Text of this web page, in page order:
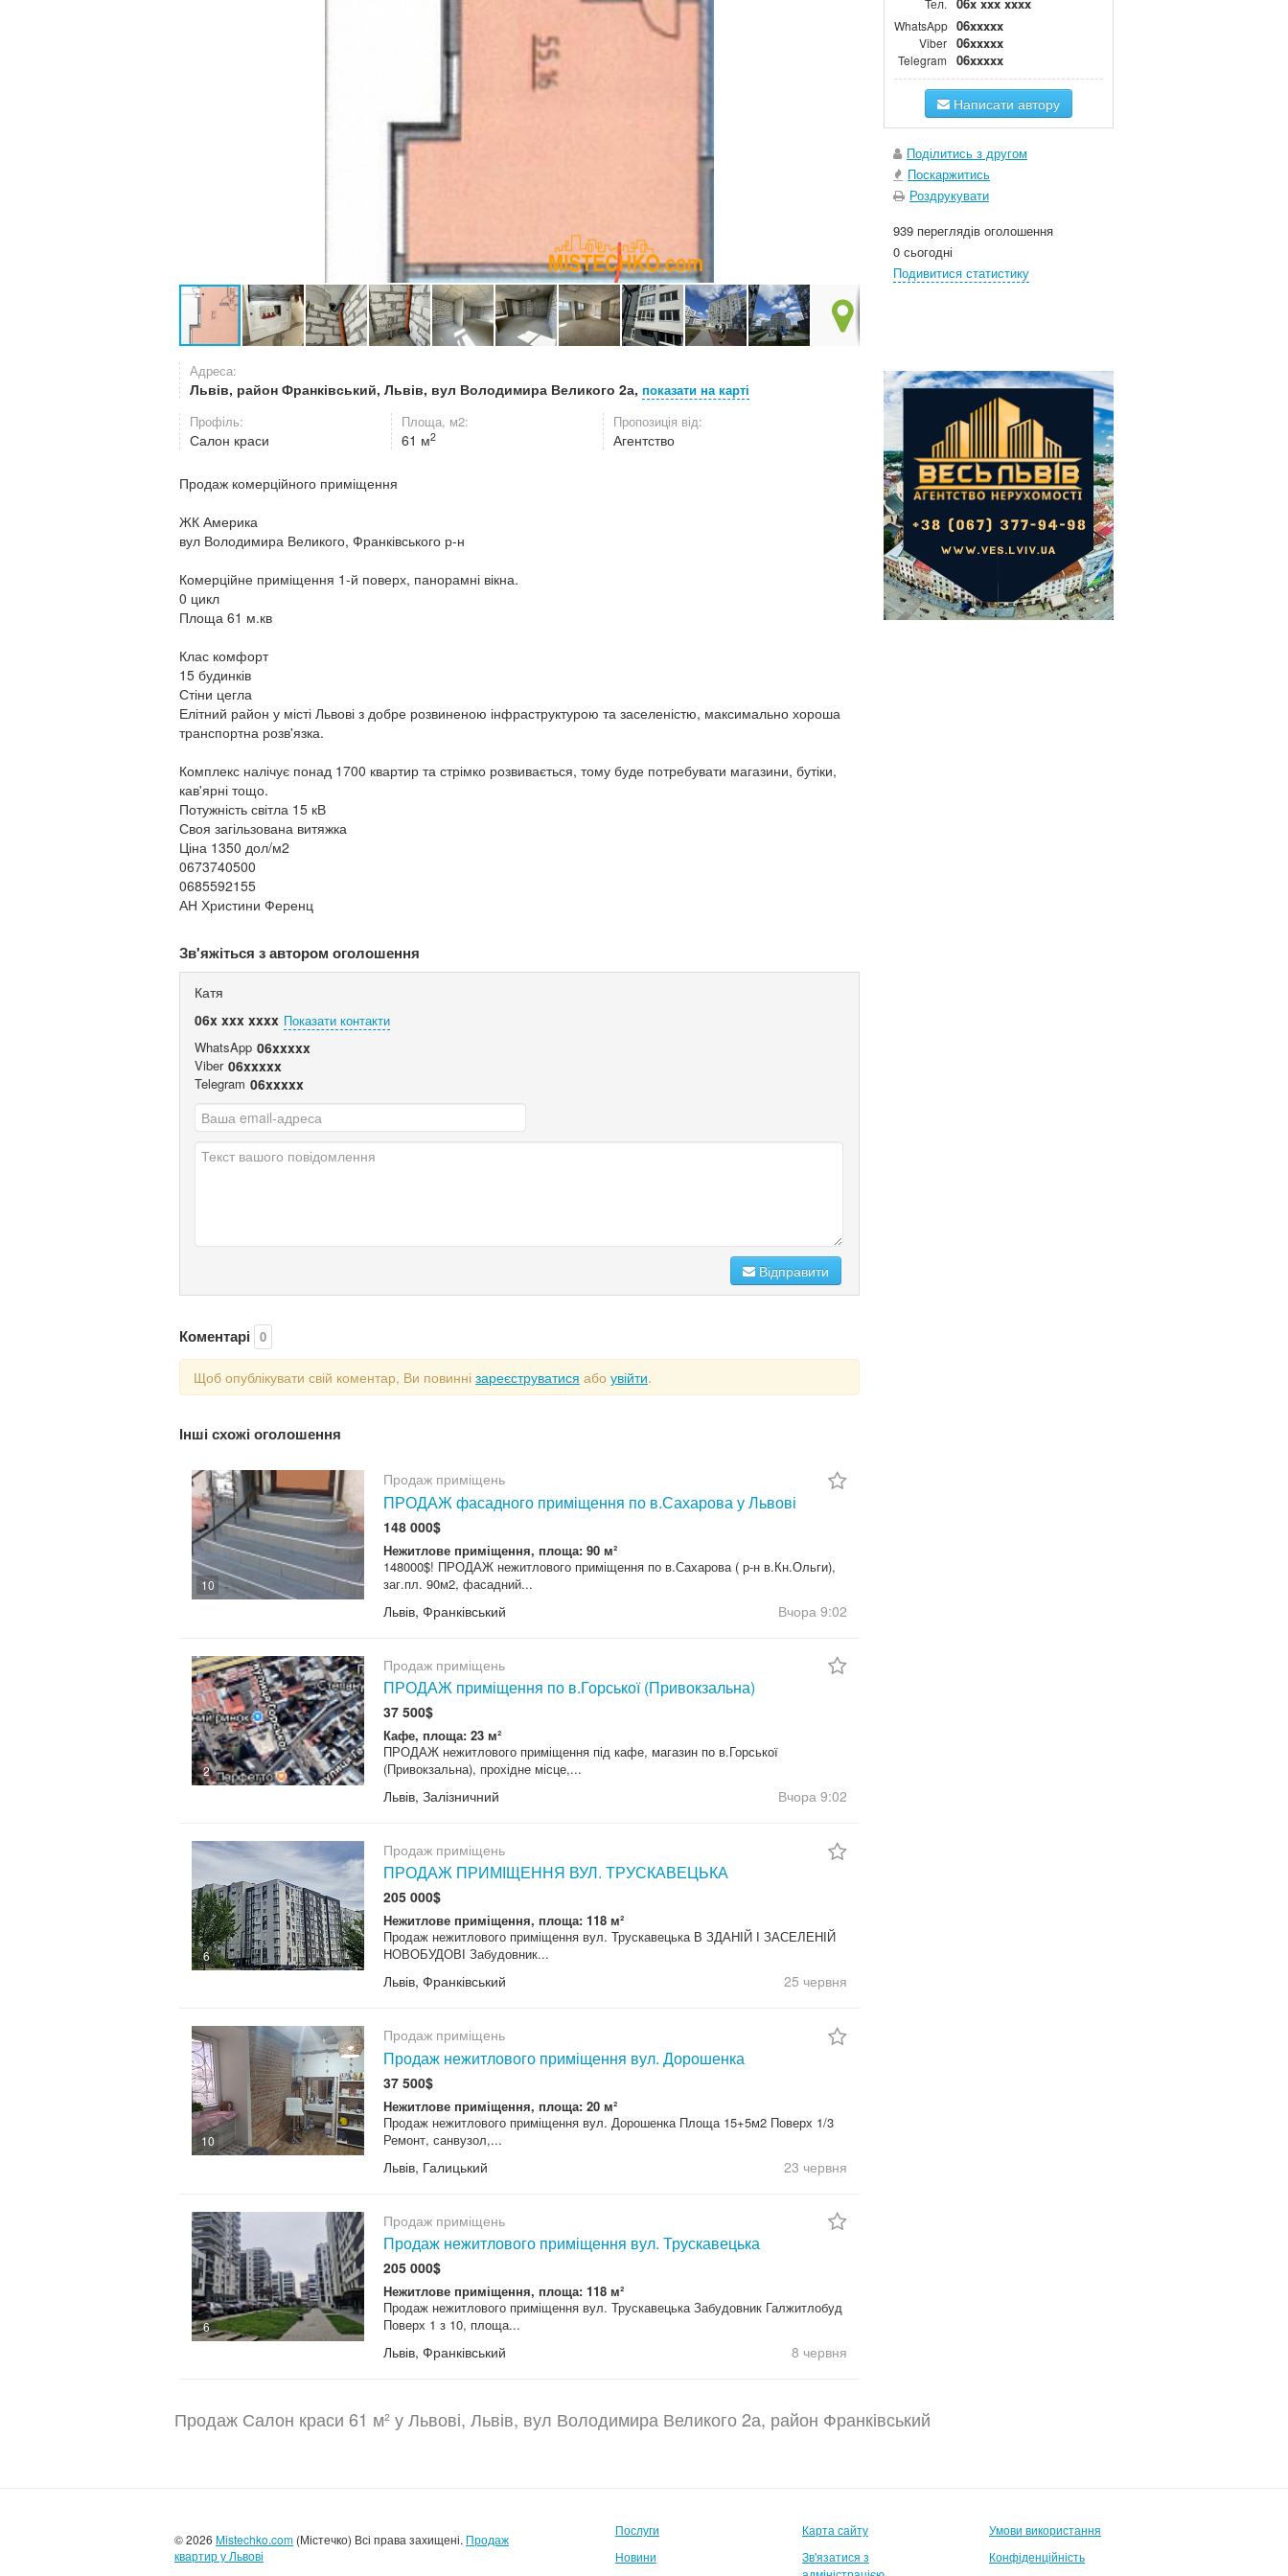
Адреса:
Львів, район Франківський, Львів, вул Володимира Великого 2а, показати на карті
Профіль:
Салон краси
Площа, м2:
61 м2
Пропозиція від:
Агентство
Продаж комерційного приміщення
ЖК Америка
вул Володимира Великого, Франківського р-н
Комерційне приміщення 1-й поверх, панорамні вікна.
0 цикл
Площа 61 м.кв
Клас комфорт
15 будинків
Стіни цегла
Елітний район у місті Львові з добре розвиненою інфраструктурою та заселеністю, максимально хороша
транспортна розв'язка.
Комплекс налічує понад 1700 квартир та стрімко розвивається, тому буде потребувати магазини, бутіки,
кав'ярні тощо.
Потужність світла 15 кВ
Своя загільзована витяжка
Ціна 1350 дол/м2
0673740500
0685592155
АН Христини Ференц
Зв'яжіться з автором оголошення
Катя
06x xxx xxxx Показати контакти
WhatsApp 06xxxxx
Viber 06xxxxx
Telegram 06xxxxx
Відправити
Коментарі 0
Щоб опублікувати свій коментар, Ви повинні зареєструватися або увійти.
Інші схожі оголошення
10
Продаж приміщень
ПРОДАЖ фасадного приміщення по в.Сахарова у Львові
148 000$
Нежитлове приміщення, площа: 90 м²
148000$! ПРОДАЖ нежитлового приміщення по в.Сахарова ( р-н в.Кн.Ольги),
заг.пл. 90м2, фасадний...
Львів, Франківський Вчора 9:02
2
Продаж приміщень
ПРОДАЖ приміщення по в.Горської (Привокзальна)
37 500$
Кафе, площа: 23 м²
ПРОДАЖ нежитлового приміщення під кафе, магазин по в.Горської
(Привокзальна), прохідне місце,...
Львів, Залізничний Вчора 9:02
6
Продаж приміщень
ПРОДАЖ ПРИМІЩЕННЯ ВУЛ. ТРУСКАВЕЦЬКА
205 000$
Нежитлове приміщення, площа: 118 м²
Продаж нежитлового приміщення вул. Трускавецька В ЗДАНІЙ І ЗАСЕЛЕНІЙ
НОВОБУДОВІ Забудовник...
Львів, Франківський 25 червня
10
Продаж приміщень
Продаж нежитлового приміщення вул. Дорошенка
37 500$
Нежитлове приміщення, площа: 20 м²
Продаж нежитлового приміщення вул. Дорошенка Площа 15+5м2 Поверх 1/3
Ремонт, санвузол,...
Львів, Галицький 23 червня
6
Продаж приміщень
Продаж нежитлового приміщення вул. Трускавецька
205 000$
Нежитлове приміщення, площа: 118 м²
Продаж нежитлового приміщення вул. Трускавецька Забудовник Галжитлобуд
Поверх 1 з 10, площа...
Львів, Франківський 8 червня
Тел. 06x xxx xxxx
WhatsApp 06xxxxx
Viber 06xxxxx
Telegram 06xxxxx
Написати автору
Поділитись з другом
Поскаржитись
Роздрукувати
939 переглядів оголошення
0 сьогодні
Подивитися статистику
Продаж Салон краси 61 м² у Львові, Львів, вул Володимира Великого 2а, район Франківський
© 2026 Mistechko.com (Містечко) Всі права захищені. Продаж
квартир у Львові
Послуги
Новини
Карта сайту
Зв'язатися з
Умови використання
Конфіденційність